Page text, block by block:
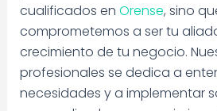
cualificados en Orense, sino
comprometemos a ser tu
crecimiento de tu negocio.
profesionales se dedica a
necesidades y a implementar